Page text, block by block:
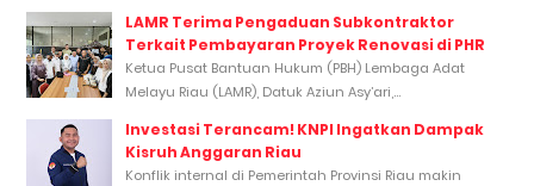
LAMR Terima Pengaduan Subkontraktor
Terkait Pembayaran Proyek Renovasi di PHR
Ketua Pusat Bantuan Hukum (PBH) Lembaga Adat
Melayu Riau (LAMR), Datuk Aziun Asy’ari,...
Investasi Terancam! KNPI Ingatkan Dampak
Kisruh Anggaran Riau
Konflik internal di Pemerintah Provinsi Riau makin